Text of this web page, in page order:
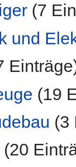
(7
und
(19
(20